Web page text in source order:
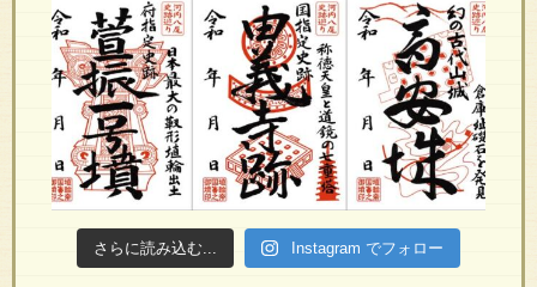
さらに読み込む... Instagram でフォロー